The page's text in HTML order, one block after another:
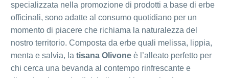
specializzata nella promozione di prodotti a base di erbe
officinali, sono adatte al consumo quotidiano per un
momento di piacere che richiama la naturalezza del
nostro territorio. Composta da erbe quali melissa, lippia,
menta e salvia, la tisana Olivone è l’alleato perfetto per
chi cerca una bevanda al contempo rinfrescante e